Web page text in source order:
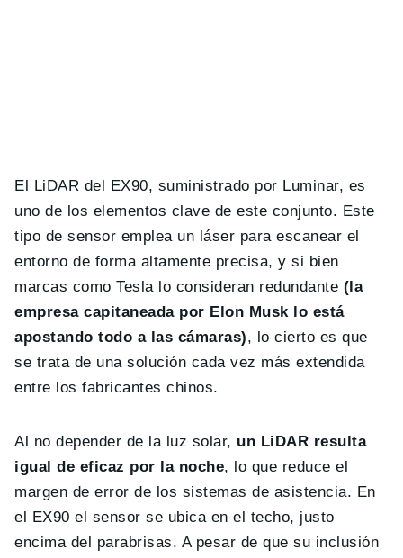
El LiDAR del EX90, suministrado por Luminar, es
uno de los elementos clave de este conjunto. Este
tipo de sensor emplea un láser para escanear el
entorno de forma altamente precisa, y si bien
marcas como Tesla lo consideran redundante (la
empresa capitaneada por Elon Musk lo está
apostando todo a las cámaras), lo cierto es que
se trata de una solución cada vez más extendida
entre los fabricantes chinos.
Al no depender de la luz solar, un LiDAR resulta
igual de eficaz por la noche, lo que reduce el
margen de error de los sistemas de asistencia. En
el EX90 el sensor se ubica en el techo, justo
encima del parabrisas. A pesar de que su inclusión